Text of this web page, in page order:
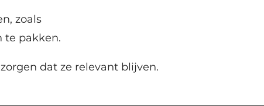
zoals
te pakken.
dat ze relevant blijven.